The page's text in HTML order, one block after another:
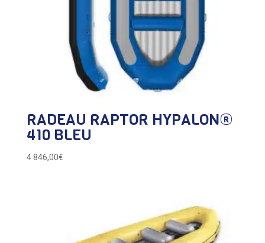
RADEAU RAPTOR HYPALON®
410 BLEU
4 846,00€